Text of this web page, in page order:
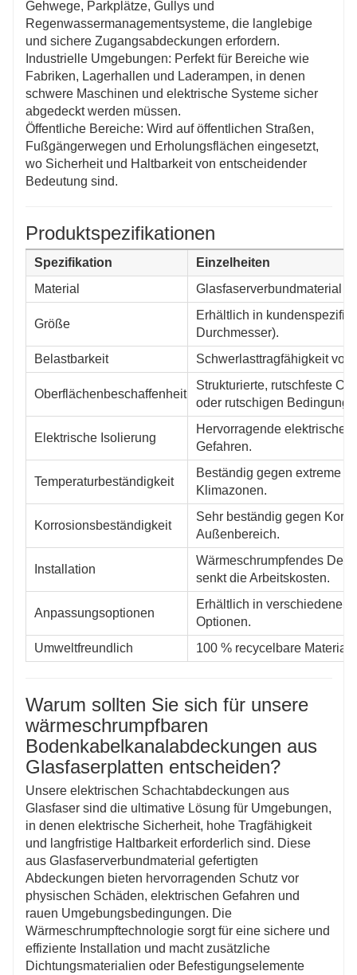
Gehwege, Parkplätze, Gullys und
Regenwassermanagementsysteme, die langlebige
und sichere Zugangsabdeckungen erfordern.
Industrielle Umgebungen: Perfekt für Bereiche wie
Fabriken, Lagerhallen und Laderampen, in denen
schwere Maschinen und elektrische Systeme sicher
abgedeckt werden müssen.
Öffentliche Bereiche: Wird auf öffentlichen Straßen,
Fußgängerwegen und Erholungsflächen eingesetzt,
wo Sicherheit und Haltbarkeit von entscheidender
Bedeutung sind.
Produktspezifikationen
Spezifikation
Einzelheiten
Material
Glasfaserverbundmaterial
Größe
Erhältlich in
Durchmesser).
Belastbarkeit
Schwerlasttragfähigkeit
Oberflächenbeschaffenheit
Strukturierte, rutschfeste
oder rutschigen
Elektrische Isolierung
Hervorragende elektrische
Gefahren.
Temperaturbeständigkeit
Beständig gegen extreme
Klimazonen.
Korrosionsbeständigkeit
Sehr beständig gegen
Außenbereich.
Installation
Wärmeschrumpfendes
senkt die Arbeitskosten.
Anpassungsoptionen
Erhältlich in verschiedenen
Optionen.
Umweltfreundlich
100 % recycelbare
Warum sollten Sie sich für unsere
wärmeschrumpfbaren
Bodenkabelkanalabdeckungen aus
Glasfaserplatten entscheiden?
Unsere elektrischen Schachtabdeckungen aus
Glasfaser sind die ultimative Lösung für Umgebungen,
in denen elektrische Sicherheit, hohe Tragfähigkeit
und langfristige Haltbarkeit erforderlich sind. Diese
aus Glasfaserverbundmaterial gefertigten
Abdeckungen bieten hervorragenden Schutz vor
physischen Schäden, elektrischen Gefahren und
rauen Umgebungsbedingungen. Die
Wärmeschrumpftechnologie sorgt für eine sichere und
effiziente Installation und macht zusätzliche
Dichtungsmaterialien oder Befestigungselemente